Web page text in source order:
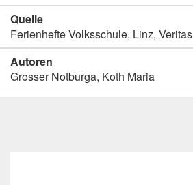
Quelle
Ferienhefte Volksschule, Linz, Veritas
Autoren
Grosser Notburga, Koth Maria